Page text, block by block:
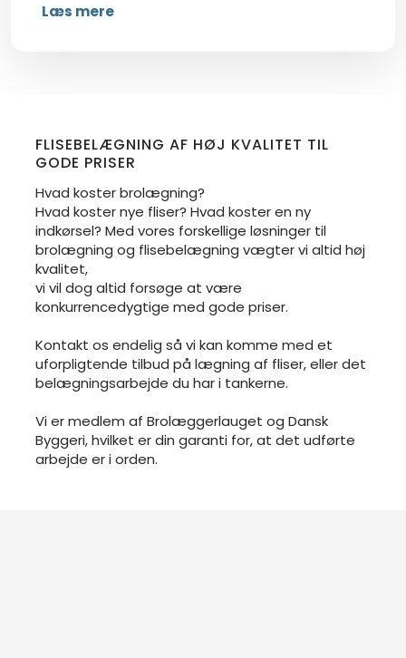
Læs mere
FLISEBELÆGNING AF HØJ KVALITET TIL
GODE PRISER​
Hvad koster brolægning?
Hvad koster nye fliser? Hvad koster en ny
indkørsel? Med vores forskellige løsninger til
brolægning og flisebelægning vægter vi altid høj
kvalitet,
​vi vil dog altid forsøge at være
konkurrencedygtige med gode priser.
Kontakt os endelig så vi kan komme med et
uforpligtende tilbud på lægning af fliser, eller det
belægningsarbejde du har i tankerne.
Vi er medlem af Brolæggerlauget og Dansk
Byggeri, hvilket er din garanti for, at det udførte
arbejde er i orden.